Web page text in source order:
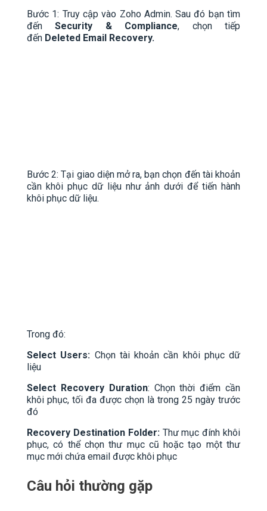
Bước 1: Truy cập vào Zoho Admin. Sau đó bạn tìm
đếnSecurity & Compliance, chọn tiếp
đến Deleted Email Recovery.
Bước 2: Tại giao diện mở ra, bạn chọn đến tài khoản
cần khôi phục dữ liệu như ảnh dưới để tiến hành
khôi phục dữ liệu.
Trong đó:
Select Users: Chọn tài khoản cần khôi phục dữ
liệu
Select Recovery Duration: Chọn thời điểm cần
khôi phục, tối đa được chọn là trong 25 ngày trước
đó
Recovery Destination Folder:Thư mục đính khôi
phục, có thể chọn thư mục cũ hoặc tạo một thư
mục mới chứa email được khôi phục
Câu hỏi thường gặp